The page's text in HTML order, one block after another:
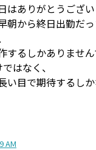
はありがとうござい
朝から終日出勤だ
するしかありません
はなく、
い目で期待するしか
AM